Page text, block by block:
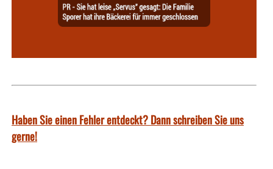
Haben Sie einen Fehler entdeckt? Dann schreiben Sie uns
gerne!